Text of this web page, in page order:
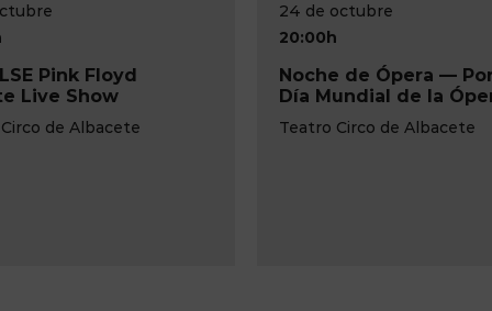
de Ópera — Por el
de la Ópera
de Albacete
23 de octubre
20:00h
A puerta cerrada
Teatro de la Paz